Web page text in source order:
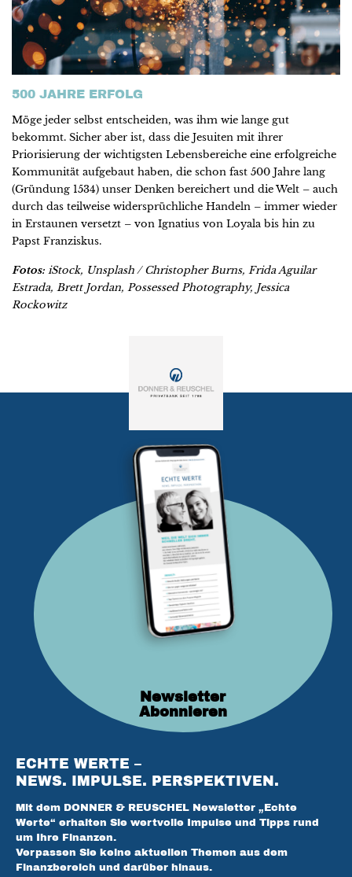
500 JAHRE ERFOLG
Möge jeder selbst entscheiden, was ihm wie lange gut
bekommt. Sicher aber ist, dass die Jesuiten mit ihrer
Priorisierung der wichtigsten Lebensbereiche eine erfolgreiche
Kommunität aufgebaut haben, die schon fast 500 Jahre lang
(Gründung 1534) unser Denken bereichert und die Welt – auch
durch das teilweise widersprüchliche Handeln – immer wieder
in Erstaunen versetzt – von Ignatius von Loyala bis hin zu
Papst Franziskus.
Fotos: iStock, Unsplash / Christopher Burns, Frida Aguilar
Estrada, Brett Jordan, Possessed Photography, Jessica
Rockowitz
ECHTE WERTE –
NEWS. IMPULSE. PERSPEKTIVEN.
Mit dem DONNER & REUSCHEL Newsletter „Echte
Werte“ erhalten Sie wertvolle Impulse und Tipps rund
um Ihre Finanzen.
Verpassen Sie keine aktuellen Themen aus dem
Finanzbereich und darüber hinaus.
Newsletter
Abonnieren